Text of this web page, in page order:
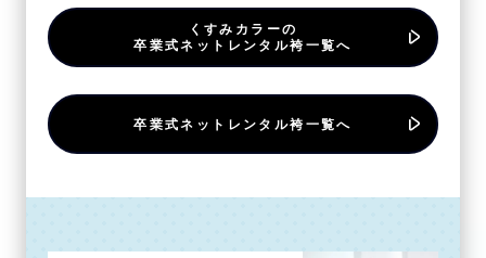
くすみカラーの
卒業式ネットレンタル袴一覧へ
卒業式ネットレンタル袴一覧へ